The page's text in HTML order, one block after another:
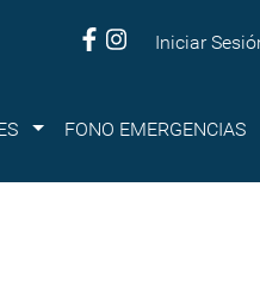
Iniciar
Submenu
FONO EMERGENCIAS